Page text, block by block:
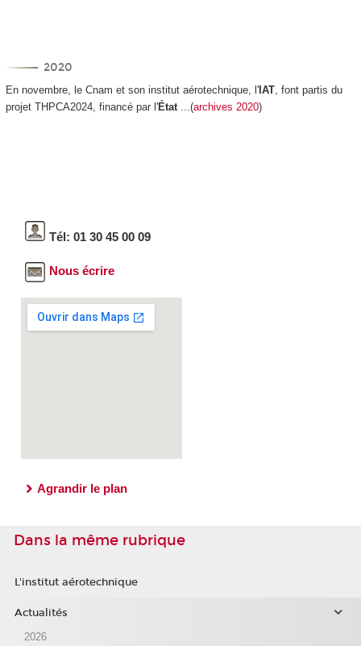
2020
En novembre, le Cnam et son institut aérotechnique, l'IAT, font partis du
projet THPCA2024, financé par l'État...(archives 2020)
Tél: 01 30 45 00 09
Nous écrire
Agrandir le plan
Dans la même rubrique
L'institut aérotechnique
Actualités
2026